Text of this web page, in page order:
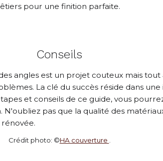
pour une finition parfaite.
Conseils
angles est un projet couteux mais
La clé du succès réside dans
et conseils de ce guide, vous
pas que la qualité des
Crédit photo: ©HA couverture